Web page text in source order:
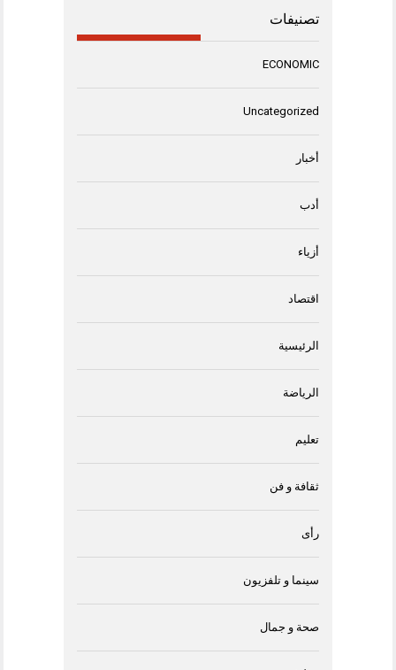
تصنيفات
ECONOMIC
Uncategorized
أخبار
أدب
أزياء
اقتصاد
الرئيسية
الرياضة
تعليم
ثقافة و فن
رأى
سينما و تلفزيون
صحة و جمال